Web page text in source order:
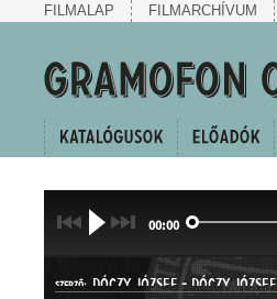
FILMALAP FILMARCHÍVUM
00:00
SZERZŐ: DÓCZY JÓZSEF- DÓCZY JÓZSEF